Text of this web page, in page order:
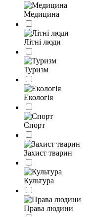
Медицина
Літні люди
Туризм
Екологія
Спорт
Захист тварин
Культура
Права людини